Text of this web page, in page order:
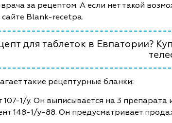
за рецептом. А если нет такой
Blank-recetpa.
для таблеток в Евпатории?
такие рецептурные бланки:
1/у. Он выписывается на 3 препарата
148-1/у-88. Он предусматривает